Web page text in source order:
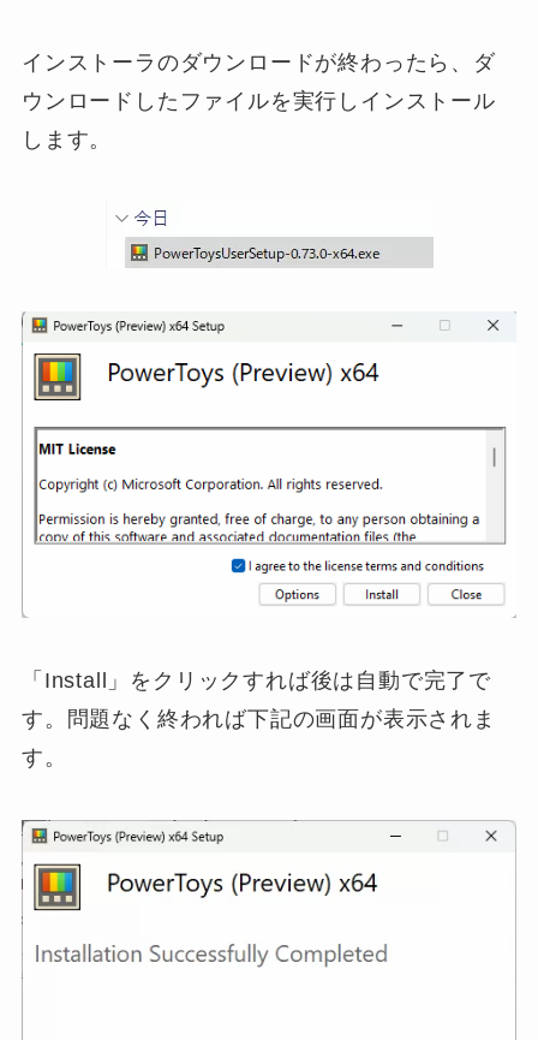
インストーラのダウンロードが終わったら、ダ
ウンロードしたファイルを実行しインストール
します。
「Install」をクリックすれば後は自動で完了で
す。問題なく終われば下記の画面が表示されま
す。